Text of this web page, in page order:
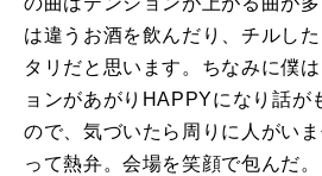
は違うお酒を飲んだり、チルし
タリだと思います。ちなみに僕
ョンがあがりHAPPYになり話が
ので、気づいたら周りに人がい
って熱弁。会場を笑顔で包んだ。